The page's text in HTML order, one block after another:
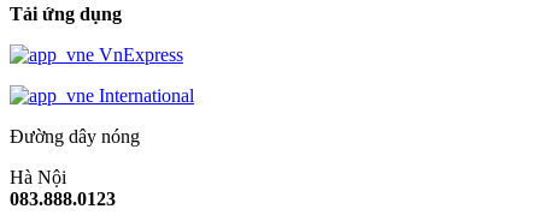
Tải ứng dụng
VnExpress
International
Đường dây nóng
Hà Nội
083.888.0123